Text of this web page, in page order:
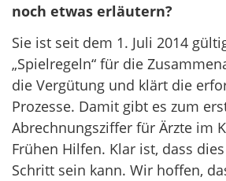
noch etwas erläutern?
Sie ist seit dem 1. Juli 2014
„Spielregeln“ für die
die Vergütung und klärt die
Prozesse. Damit gibt es zum
Abrechnungsziffer für Ärzte im
Frühen Hilfen. Klar ist, dass
Schritt sein kann. Wir hoffen,